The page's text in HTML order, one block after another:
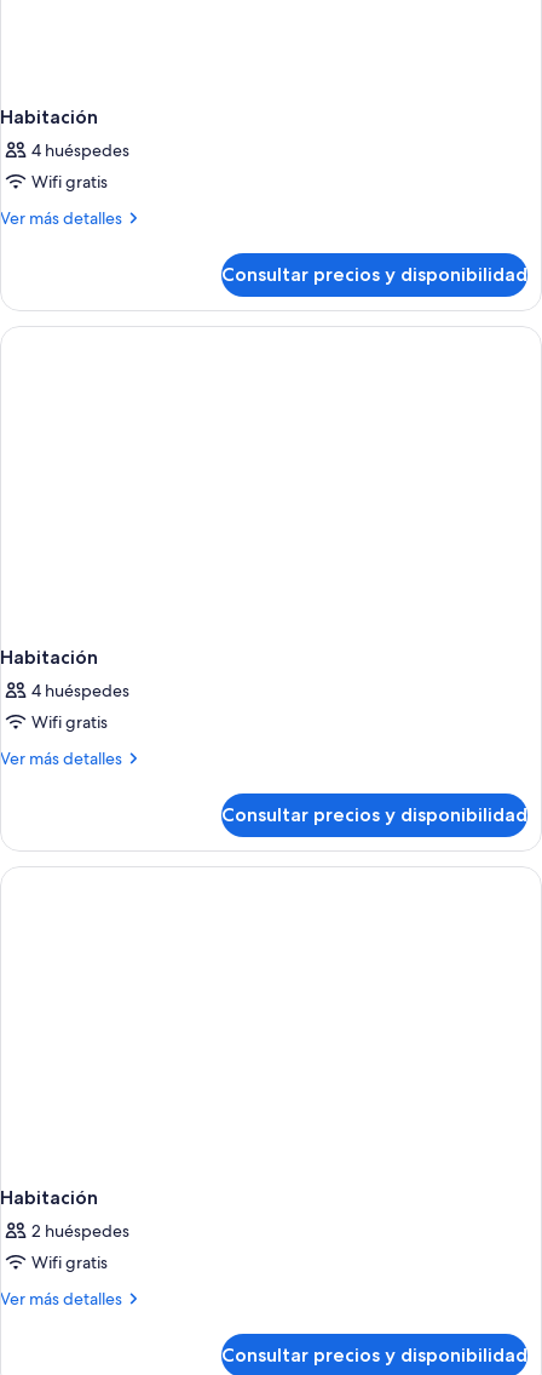
Habitación
4 huéspedes
Wifi gratis
Ver más detalles
Más
Consultar precios y disponibilidad
Habitación
4 huéspedes
Wifi gratis
Ver más detalles
Más
Consultar precios y disponibilidad
Habitación
2 huéspedes
Wifi gratis
Ver más detalles
Más
Consultar precios y disponibilidad